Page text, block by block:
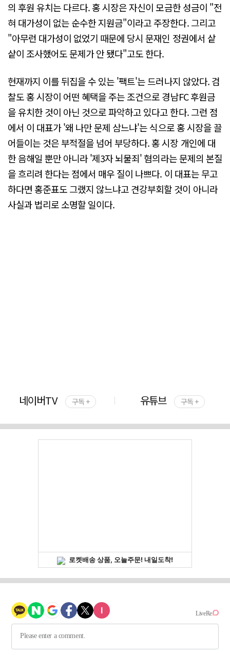
의 후원 유치는 다르다. 홍 시장은 자신이 모금한 성금이 "전
혀 대가성이 없는 순수한 지원금"이라고 주장한다. 그리고
"아무런 대가성이 없었기 때문에 당시 문재인 정권에서 샅
샅이 조사했어도 문제가 안 됐다"고도 한다.
현재까지 이를 뒤집을 수 있는 '팩트'는 드러나지 않았다. 검
찰도 홍 시장이 어떤 혜택을 주는 조건으로 경남FC 후원금
을 유치한 것이 아닌 것으로 파악하고 있다고 한다. 그런 점
에서 이 대표가 '왜 나만 문제 삼느냐'는 식으로 홍 시장을 끌
어들이는 것은 부적절을 넘어 부당하다. 홍 시장 개인에 대
한 음해일 뿐만 아니라 '제3자 뇌물죄' 혐의라는 문제의 본질
을 흐리려 한다는 점에서 매우 질이 나쁘다. 이 대표는 무고
하다면 홍준표도 그랬지 않느냐고 견강부회할 것이 아니라
사실과 법리로 소명할 일이다.
네이버TV 구독 + 유튜브 구독 +